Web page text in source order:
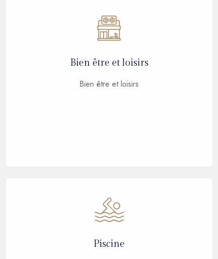
Bien être et loisirs
Bien être et loisirs
Piscine